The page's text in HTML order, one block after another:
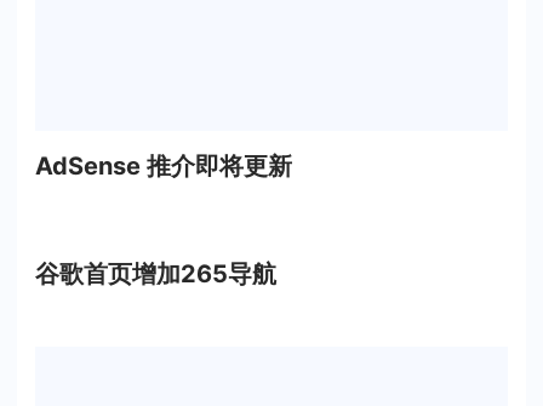
AdSense 推介即将更新
谷歌首页增加265导航